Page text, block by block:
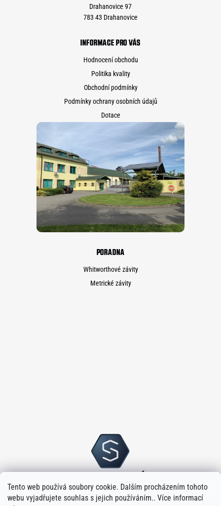
Tento web používá soubory cookie. Dalším procházením tohoto
webu vyjadřujete souhlas s jejich používáním.. Více informací
Drahanovice 97
783 43 Drahanovice
INFORMACE PRO VÁS
Hodnocení obchodu
Politika kvality
Obchodní podmínky
Podmínky ochrany osobních údajů
Dotace
PORADNA
Whitworthové závity
Metrické závity